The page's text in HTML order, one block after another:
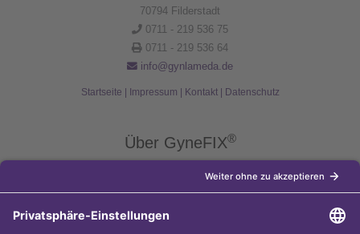
70794 Filderstadt
0711 - 219 536 75
0711 - 219 536 64
info@gynlameda.de
Startseite Impressum Kontakt| Datenschutz
Über GyneFIX®
Die Kupferkette GyneFIX®bietet als Weiterentwicklung der
Kupferspirale Frauen jeden Alters eine moderne Verhütungsmethode